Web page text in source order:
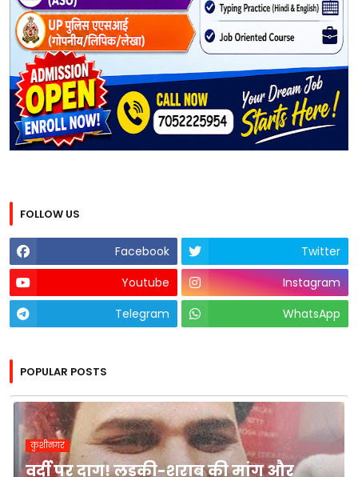
FOLLOW US
Facebook
Twitter
Youtube
Instagram
Telegram
WhatsApp
POPULAR POSTS
कुशीनगर
वर्दी पर दाग! लड़की-शराब की मांग और